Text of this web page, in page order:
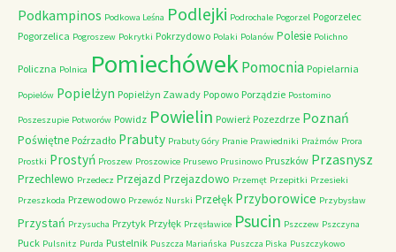
Podkampinos Podkowa Leśna Podlejki Podrochale Pogorzel Pogorzelec
Pogorzelica Pogroszew Pokrytki Pokrzydowo Polaki Polanów Polesie Polichno
Policzna Polnica PomiechówekPomocnia Popielarnia
Popielów Popielżyn Popielżyn Zawady Popowo Porządzie Postomino
Poszeszupie Potworów Powidz Powielin Powierż Pozezdrze Poznań
Poświętne Poźrzadło Prabuty Prabuty Góry Pranie Prawiedniki Prażmów Prora
Prostki Prostyń Proszew Proszowice Prusewo Prusinowo Pruszków Przasnysz
Przechlewo Przedecz Przejazd Przejazdowo Przemęt Przepitki Przesieki
Przeszkoda Przewodowo Przewóz Nurski Przełęk Przyborowice Przybysław
Przystań Przysucha Przytyk Przyłęk Przęsławice Psucin Pszczew Pszczyna
Puck Pulsnitz Purda Pustelnik Puszcza Mariańska Puszcza Piska Puszczykowo